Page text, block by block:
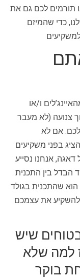
תורמים לכם גם את
כדי שהמיזם
ו/או
צנועה (לא מעבר
אם לא
בפני משקיעים
אנחנו נסייע
הבדל בין התכנית
הוא שהתכנית בגולד
להשקיע את עצמכם
שיש
למה שלא
בוקר